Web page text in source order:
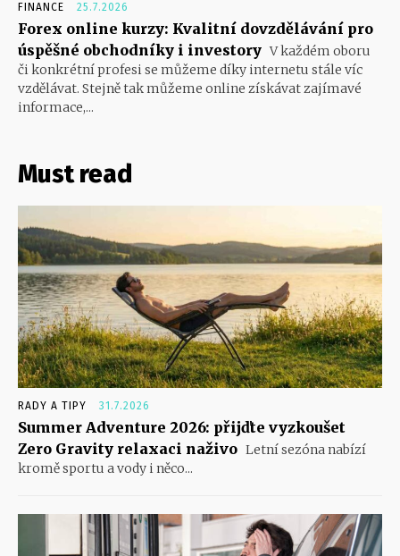
FINANCE 25.7.2026
Forex online kurzy: Kvalitní dovzdělávání pro
úspěšné obchodníky i investory V každém oboru
či konkrétní profesi se můžeme díky internetu stále víc
vzdělávat. Stejně tak můžeme online získávat zajímavé
informace,...
Must read
RADY A TIPY 31.7.2026
Summer Adventure 2026: přijďte vyzkoušet
Zero Gravity relaxaci naživo Letní sezóna nabízí
kromě sportu a vody i něco...